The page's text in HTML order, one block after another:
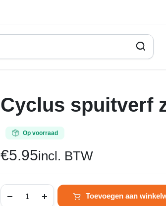
Cyclus spuitverf
Op voorraad
€5.95incl. BTW
spuitverf
Toevoegen aan